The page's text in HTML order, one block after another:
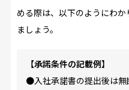
める際は、以下のようにわ
ましょう。
【承諾条件の記載例】
●入社承諾書の提出後は無